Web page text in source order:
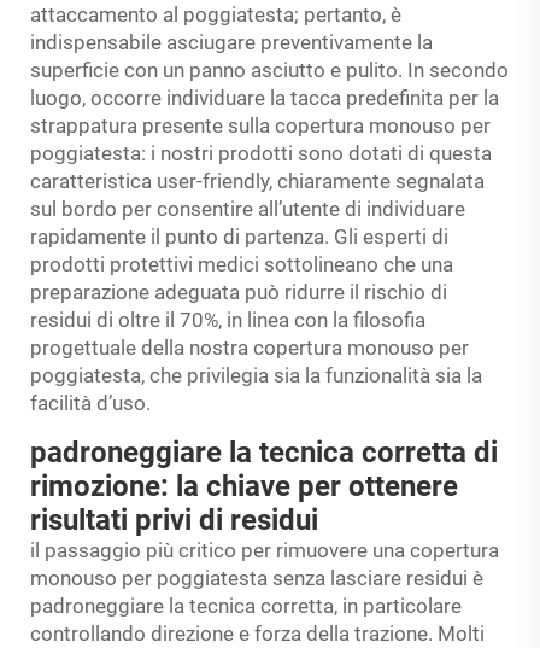
attaccamento al poggiatesta; pertanto, è
indispensabile asciugare preventivamente la
superficie con un panno asciutto e pulito. In secondo
luogo, occorre individuare la tacca predefinita per la
strappatura presente sulla copertura monouso per
poggiatesta: i nostri prodotti sono dotati di questa
caratteristica user-friendly, chiaramente segnalata
sul bordo per consentire all’utente di individuare
rapidamente il punto di partenza. Gli esperti di
prodotti protettivi medici sottolineano che una
preparazione adeguata può ridurre il rischio di
residui di oltre il 70%, in linea con la filosofia
progettuale della nostra copertura monouso per
poggiatesta, che privilegia sia la funzionalità sia la
facilità d’uso.
padroneggiare la tecnica corretta di
rimozione: la chiave per ottenere
risultati privi di residui
il passaggio più critico per rimuovere una copertura
monouso per poggiatesta senza lasciare residui è
padroneggiare la tecnica corretta, in particolare
controllando direzione e forza della trazione. Molti